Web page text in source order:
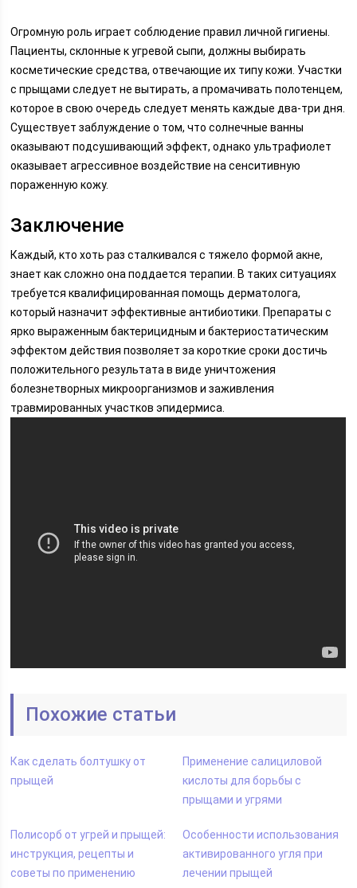
Огромную роль играет соблюдение правил личной гигиены.
Пациенты, склонные к угревой сыпи, должны выбирать
косметические средства, отвечающие их типу кожи. Участки
с прыщами следует не вытирать, а промачивать полотенцем,
которое в свою очередь следует менять каждые два-три дня.
Существует заблуждение о том, что солнечные ванны
оказывают подсушивающий эффект, однако ультрафиолет
оказывает агрессивное воздействие на сенситивную
пораженную кожу.
Заключение
Каждый, кто хоть раз сталкивался с тяжело формой акне,
знает как сложно она поддается терапии. В таких ситуациях
требуется квалифицированная помощь дерматолога,
который назначит эффективные антибиотики. Препараты с
ярко выраженным бактерицидным и бактериостатическим
эффектом действия позволяет за короткие сроки достичь
положительного результата в виде уничтожения
болезнетворных микроорганизмов и заживления
травмированных участков эпидермиса.
Похожие статьи
Как сделать болтушку от
прыщей
Применение салициловой
кислоты для борьбы с
прыщами и угрями
Полисорб от угрей и прыщей:
инструкция, рецепты и
советы по применению
Особенности использования
активированного угля при
лечении прыщей